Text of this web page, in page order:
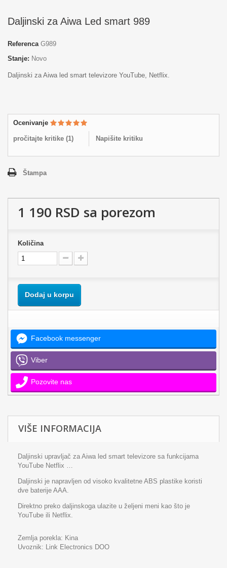
Daljinski za Aiwa Led smart 989
Referenca G989
Stanje: Novo
Daljinski za Aiwa led smart televizore YouTube, Netflix.
Ocenivanje
pročitajte kritike (1) Napišite kritiku
Štampa
1 190 RSD sa porezom
Količina
Dodaj u korpu
Facebook messenger
Viber
Pozovite nas
VIŠE INFORMACIJA
Daljinski upravljač za Aiwa led smart televizore sa funkcijama
YouTube Netflix …
Daljinski je napravljen od visoko kvalitetne ABS plastike koristi
dve baterije AAA.
Direktno preko daljinskoga ulazite u željeni meni kao što je
YouTube ili Netflix.
Zemlja porekla: Kina
Uvoznik: Link Electronics DOO